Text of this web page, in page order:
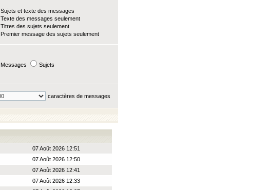
Sujets et texte des messages
Texte des messages seulement
Titres des sujets seulement
Premier message des sujets seulement
Messages Sujets
caractères de messages
07 Août 2026 12:51
07 Août 2026 12:50
07 Août 2026 12:41
07 Août 2026 12:33